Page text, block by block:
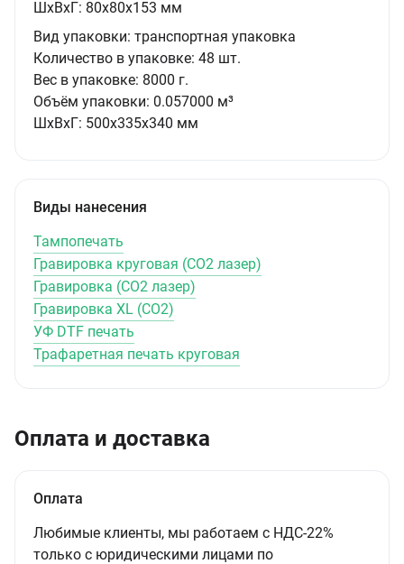
ШxВxГ: 80x80x153 мм
Вид упаковки: транспортная упаковка
Количество в упаковке: 48 шт.
Вес в упаковке: 8000 г.
Объём упаковки: 0.057000 м³
ШxВxГ: 500x335x340 мм
Виды нанесения
Тампопечать
Гравировка круговая (CO2 лазер)
Гравировка (CO2 лазер)
Гравировка XL (СО2)
УФ DTF печать
Трафаретная печать круговая
Оплата и доставка
Оплата
Любимые клиенты, мы работаем с НДС-22%
только с юридическими лицами по